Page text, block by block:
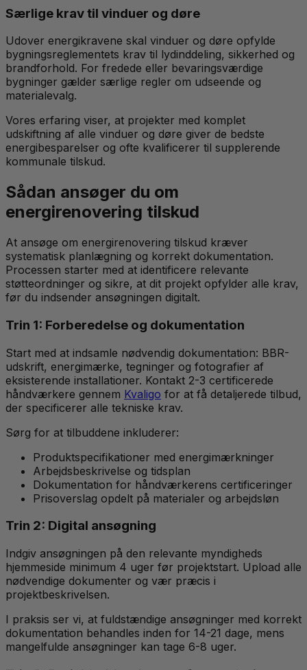
Særlige krav til vinduer og døre
Udover energikravene skal vinduer og døre opfylde
bygningsreglementets krav til lydinddeling, sikkerhed og
brandforhold. For fredede eller bevaringsværdige
bygninger gælder særlige regler om udseende og
materialevalg.
Vores erfaring viser, at projekter med komplet
udskiftning af alle vinduer og døre giver de bedste
energibesparelser og ofte kvalificerer til supplerende
kommunale tilskud.
Sådan ansøger du om
energirenovering tilskud
At ansøge om energirenovering tilskud kræver
systematisk planlægning og korrekt dokumentation.
Processen starter med at identificere relevante
støtteordninger og sikre, at dit projekt opfylder alle krav,
før du indsender ansøgningen digitalt.
Trin 1: Forberedelse og dokumentation
Start med at indsamle nødvendig dokumentation: BBR-
udskrift, energimærke, tegninger og fotografier af
eksisterende installationer. Kontakt 2-3 certificerede
håndværkere gennem Kvaligo for at få detaljerede tilbud,
der specificerer alle tekniske krav.
Sørg for at tilbuddene inkluderer:
Produktspecifikationer med energimærkninger
Arbejdsbeskrivelse og tidsplan
Dokumentation for håndværkerens certificeringer
Prisoverslag opdelt på materialer og arbejdsløn
Trin 2: Digital ansøgning
Indgiv ansøgningen på den relevante myndigheds
hjemmeside minimum 4 uger før projektstart. Upload alle
nødvendige dokumenter og vær præcis i
projektbeskrivelsen.
I praksis ser vi, at fuldstændige ansøgninger med korrekt
dokumentation behandles inden for 14-21 dage, mens
mangelfulde ansøgninger kan tage 6-8 uger.